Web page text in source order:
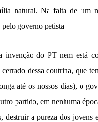
natural. Na falta de um
governo petista.
invenção do PT nem está
dessa doutrina, que
até os nossos dias), o
partido, em nenhuma
destruir a pureza dos jovens